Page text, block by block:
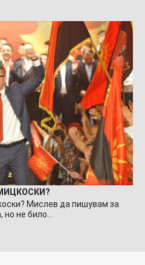
Мислев да пишувам за
не било…